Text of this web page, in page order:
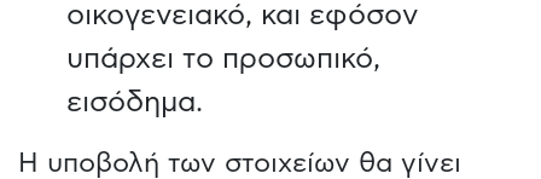
οικογενειακό, και εφόσον
υπάρχει το προσωπικό,
εισόδημα.
Η υποβολή των στοιχείων θα γίνει